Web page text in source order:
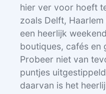
hier ver voor hoeft
zoals Delft,
een heerlijk
boutiques, cafés en
Probeer niet van
puntjes
daarvan is het